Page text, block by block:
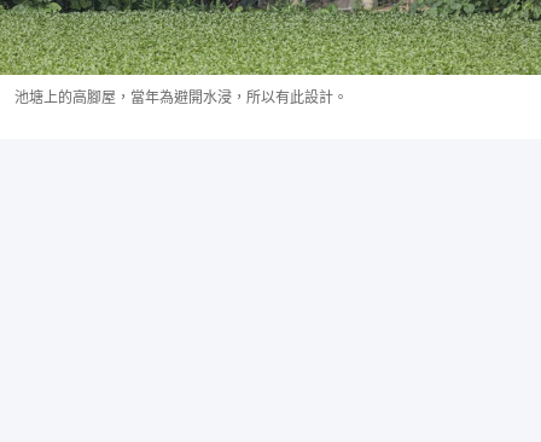
池塘上的高腳屋，當年為避開水浸，所以有此設計。